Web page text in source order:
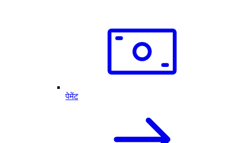
पेमेंट